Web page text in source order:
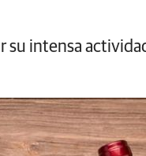
su intensa